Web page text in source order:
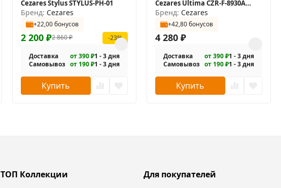
Cezares Stylus STYLUS-PH-01
Бренд: Cezares
+22,00 бонусов
2 860₽
2 200₽ -23%
Доставка от 390 ₽1 - 3 дня
Самовывоз от 190 ₽1 - 3 дня
Купить
Cezares Ultima CZR-F-8930A
двойной
Бренд: Cezares
+42,80 бонусов
4 280₽
Доставка от 390 ₽1 - 3 дня
Самовывоз от 190 ₽1 - 3 дня
Купить
ТОП Коллекции Для покупателей